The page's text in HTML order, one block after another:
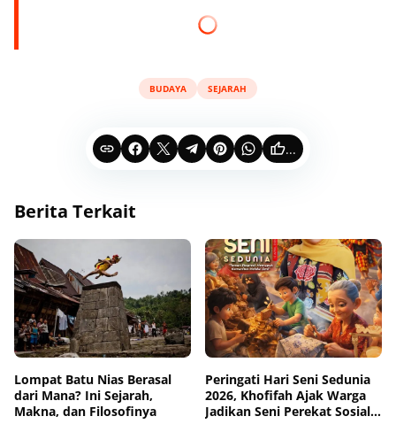
BUDAYA SEJARAH
...
Berita Terkait
Lompat Batu Nias Berasal
dari Mana? Ini Sejarah,
Makna, dan Filosofinya
Peringati Hari Seni Sedunia
2026, Khofifah Ajak Warga
Jadikan Seni Perekat Sosial